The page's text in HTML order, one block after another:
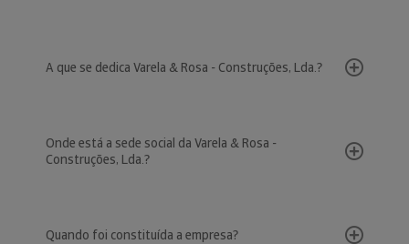
A que se dedica Varela & Rosa - Construções, Lda.?
Onde está a sede social da Varela & Rosa -
Construções, Lda.?
Quando foi constituída a empresa?